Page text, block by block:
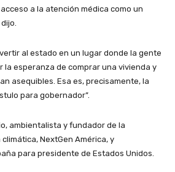
a la atención médica como un
al estado en un lugar donde la gente
la esperanza de comprar una vivienda y
asequibles. Esa es, precisamente, la
para gobernador”.
ambientalista y fundador de la
NextGen América, y
para presidente de Estados Unidos.